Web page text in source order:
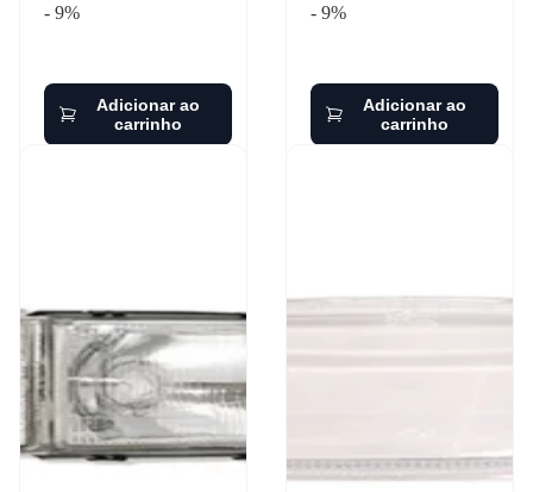
- 9%
Adicionar ao
carrinho
- 9%
Adicionar ao
carrinho